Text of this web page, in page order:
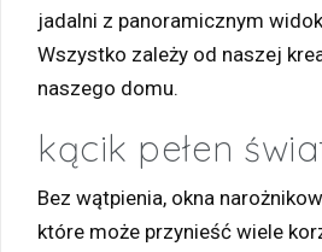
jadalni z panoramicznym
Wszystko zależy od naszej
naszego domu.
kącik pełen
Bez wątpienia, okna
które może przynieść wiele